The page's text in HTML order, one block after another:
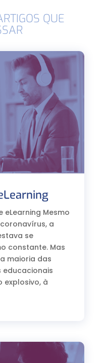
QUE
eLearning Mesmo
a
se
constante. Mas
maioria das
educacionais
explosivo, à